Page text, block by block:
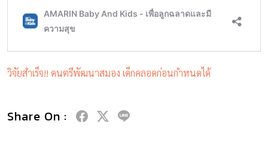
วิจัยสำเร็จ!! ดนตรีพัฒนาสมอง เด็กคลอดก่อนกำหนดได้
Share On :